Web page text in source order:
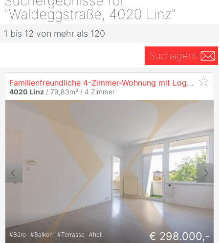
"Waldeggstraße, 4020 Linz"
1 bis 12 von mehr als 120
Suchagent
Familienfreundliche 4-Zimmer-Wohnung mit Loggia in verlängerter
4020 Linz / 79,83m² / 4 Zimmer
#Büro #Balkon #Terrasse #hell € 298.000,-